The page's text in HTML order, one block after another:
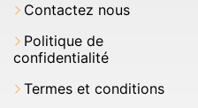
Contactez nous
Politique de
confidentialité
Termes et conditions